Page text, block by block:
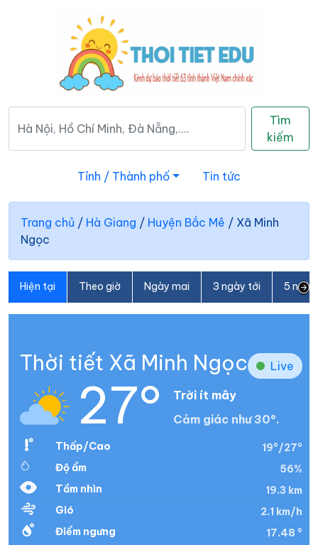
Tìm
kiếm
Tỉnh / Thành phố Tin tức
Trang chủ / Hà Giang / Huyện Bắc Mê / Xã Minh
Ngọc
Hiện tại Theo giờ Ngày mai 3 ngày tới 5
Thời tiết Xã Minh Ngọc Live
27°
Trời ít mây
Cảm giác như 30°.
Thấp/Cao
19°/27°
Độ ẩm
56%
Tầm nhìn
19.3 km
Gió
2.1 km/h
Điểm ngưng
17.48 °